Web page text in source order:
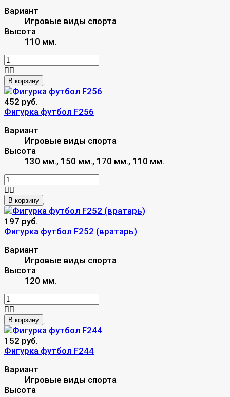
Вариант
Игровые виды спорта
Высота
110 мм.
В корзину
452 руб.
Фигурка футбол F256
Вариант
Игровые виды спорта
Высота
130 мм., 150 мм., 170 мм., 110 мм.
В корзину
197 руб.
Фигурка футбол F252 (вратарь)
Вариант
Игровые виды спорта
Высота
120 мм.
В корзину
152 руб.
Фигурка футбол F244
Вариант
Игровые виды спорта
Высота